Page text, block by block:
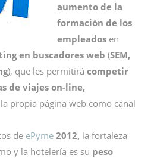
aumento de la
formación de los
empleados en
en buscadores web (SEM,
), que les permitirá competir
de viajes on-line,
propia página web como canal
de ePyme 2012, la fortaleza
y la hotelería es su peso